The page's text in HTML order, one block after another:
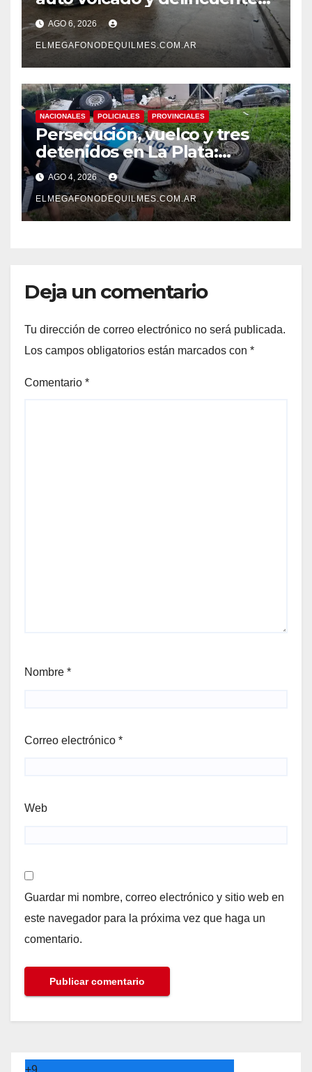
detenidos en San Francisco
Solano
AGO 6, 2026
ELMEGAFONODEQUILMES.COM.AR
NACIONALES POLICIALES PROVINCIALES
Persecución, vuelco y tres
detenidos en La Plata:
recuperaron motos robadas
tras un operativo policial
AGO 4, 2026
ELMEGAFONODEQUILMES.COM.AR
Deja un comentario
Tu dirección de correo electrónico no será publicada.
Los campos obligatorios están marcados con *
Comentario *
Nombre *
Correo electrónico *
Web
Guardar mi nombre, correo electrónico y sitio web en
este navegador para la próxima vez que haga un
comentario.
+9